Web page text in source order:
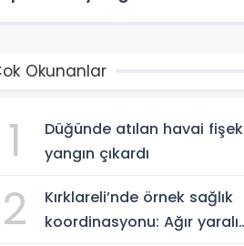
Okunanlar
1
Düğünde atılan havai fişek
yangın çıkardı
2
Kırklareli’nde örnek sağlık
koordinasyonu: Ağır yaralı